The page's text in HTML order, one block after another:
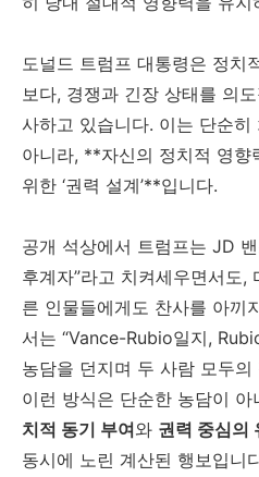
도널드 트럼프 대통령은 정치
보다, 경쟁과 긴장 상태를 의
사하고 있습니다. 이는 단순
아니라, **자신의 정치적 영향
위한 ‘권력 설계’**입니다.
공개 석상에서 트럼프는 JD
후계자”라고 치켜세우면서도,
른 인물들에게도 찬사를 아끼
서는 “Vance-Rubio일지,
농담을 던지며 두 사람 모두
이런 방식은 단순한 농담이 아
치적 동기 부여와 권력 중심의
동시에 노린 계산된 행보입니